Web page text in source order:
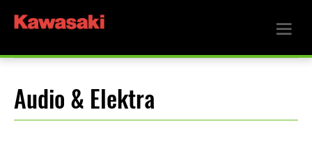
Audio & Elektra